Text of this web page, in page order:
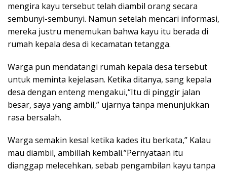
mengira kayu tersebut telah diambil orang secara
sembunyi-sembunyi. Namun setelah mencari informasi,
mereka justru menemukan bahwa kayu itu berada di
rumah kepala desa di kecamatan tetangga.
Warga pun mendatangi rumah kepala desa tersebut
untuk meminta kejelasan. Ketika ditanya, sang kepala
desa dengan enteng mengakui,“Itu di pinggir jalan
besar, saya yang ambil,” ujarnya tanpa menunjukkan
rasa bersalah.
Warga semakin kesal ketika kades itu berkata,” Kalau
mau diambil, ambillah kembali.”Pernyataan itu
dianggap melecehkan, sebab pengambilan kayu tanpa